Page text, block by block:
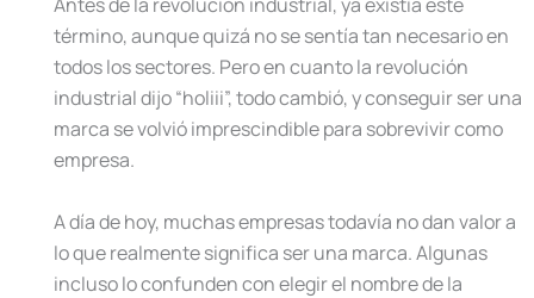
término, aunque quizá no se sentía tan necesario en
todos los sectores. Pero en cuanto la revolución
industrial dijo “holiii”, todo cambió, y conseguir ser una
marca se volvió imprescindible para sobrevivir como
empresa.
A día de hoy, muchas empresas todavía no dan valor a
lo que realmente significa ser una marca. Algunas
incluso lo confunden con elegir el nombre de la